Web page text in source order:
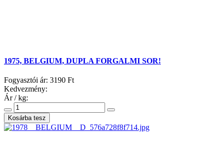
1975, BELGIUM, DUPLA FORGALMI SOR!
Fogyasztói ár: 3190 Ft
Kedvezmény:
Ár / kg: